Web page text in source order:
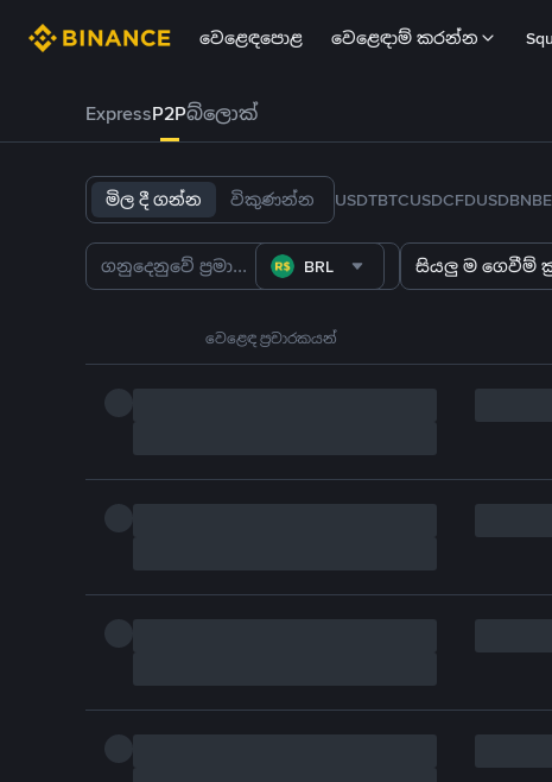
වෙළෙඳපොළ වෙළෙඳාම් කරන්න
ExpressP2Pබ්ලොක්
මිල දී ගන්න විකුණන්න USDTBTCUSDCFDUSDBNB
BRL සියලු ම ගෙවීම්
වෙළෙඳ ප්‍රචාරකයන්